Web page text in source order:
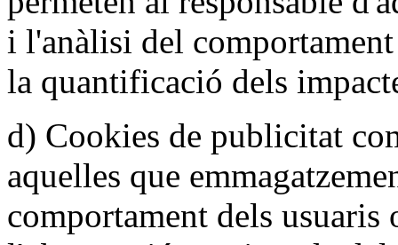
i l'anàlisi del
la quantificació dels
d) Cookies de publicitat
aquelles que
comportament dels usuaris